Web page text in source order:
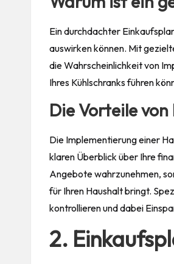
Ein durchdachter
auswirken können. Mit
die Wahrscheinlichkeit von
Ihres Kühlschranks führen
Die Vorteile
Die Implementierung einer
klaren Überblick über Ihre
Angebote wahrzunehmen,
für Ihren Haushalt bringt.
kontrollieren und dabei
2.